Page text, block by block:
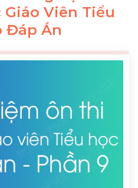
Viên Tiểu
Đáp Án